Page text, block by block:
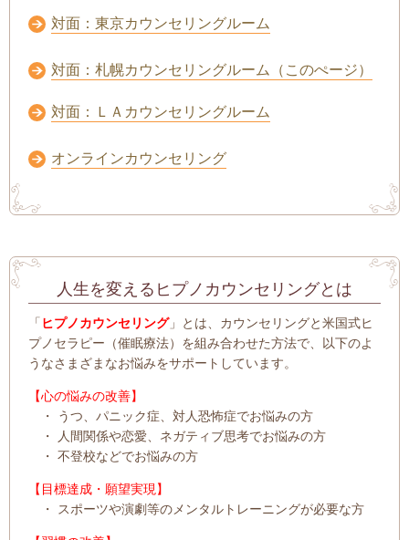
対面：東京カウンセリングルーム
対面：札幌カウンセリングルーム（このぺージ）
対面：ＬＡカウンセリングルーム
オンラインカウンセリング
人生を変えるヒプノカウンセリングとは
「 ヒプノカウンセリング」とは、カウンセリングと米国式ヒ
プノセラピー（催眠療法）を組み合わせた方法で、以下のよ
うなさまざまなお悩みをサポートしています。
【心の悩みの改善】
・ うつ、パニック症、対人恐怖症でお悩みの方
・ 人間関係や恋愛、ネガティブ思考でお悩みの方
・ 不登校などでお悩みの方
【目標達成・願望実現】
・ スポーツや演劇等のメンタルトレーニングが必要な方